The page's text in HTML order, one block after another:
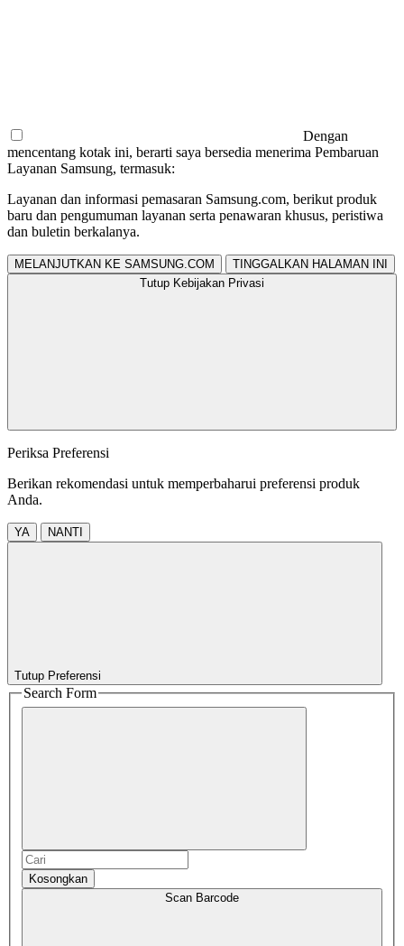
Dengan
mencentang kotak ini, berarti saya bersedia menerima Pembaruan
Layanan Samsung, termasuk:
Layanan dan informasi pemasaran Samsung.com, berikut produk
baru dan pengumuman layanan serta penawaran khusus, peristiwa
dan buletin berkalanya.
MELANJUTKAN KE SAMSUNG.COM
TINGGALKAN HALAMAN INI
Tutup Kebijakan Privasi
Periksa Preferensi
Berikan rekomendasi untuk memperbaharui preferensi produk
Anda.
YA NANTI
Tutup Preferensi
Search Form
Kosongkan
Scan Barcode